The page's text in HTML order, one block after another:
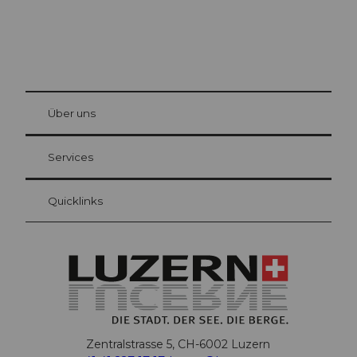
Gästekarte Luzern
Ihre Vorteile als Übernachtungsgast
at Bre
Über uns
Services
Quicklinks
Zentralstrasse 5, CH-6002 Luzern